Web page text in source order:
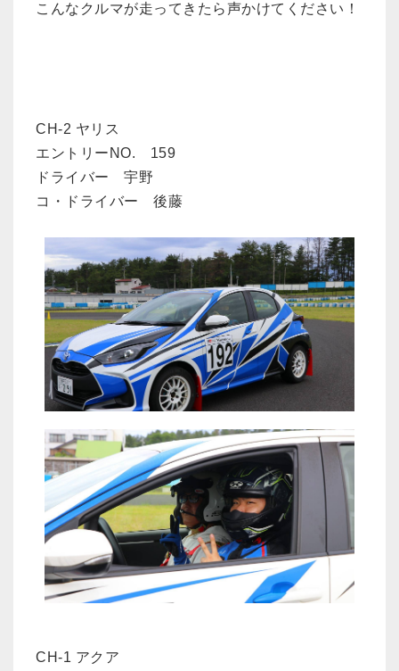
こんなクルマが走ってきたら声かけてください！
CH-2 ヤリス
エントリーNO. 159
ドライバー 宇野
コ・ドライバー 後藤
CH-1 アクア